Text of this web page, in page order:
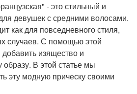
- это стильный и
девушек с средними волосами.
как для повседневного стиля,
случаев. С помощью этой
изящество и
В этой статье мы
эту модную прическу своими